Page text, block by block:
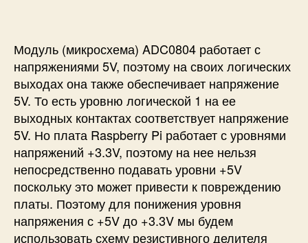
Модуль (микросхема) ADC0804 работает с
напряжениями 5V, поэтому на своих логических
выходах она также обеспечивает напряжение
5V. То есть уровню логической 1 на ее
выходных контактах соответствует напряжение
5V. Но плата Raspberry Pi работает с уровнями
напряжений +3.3V, поэтому на нее нельзя
непосредственно подавать уровни +5V
поскольку это может привести к повреждению
платы. Поэтому для понижения уровня
напряжения с +5V до +3.3V мы будем
использовать схему резистивного делителя